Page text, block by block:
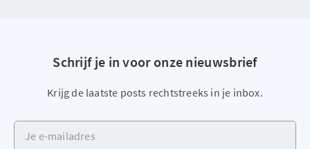
Schrijf je in voor onze nieuwsbrief
Krijg de laatste posts rechtstreeks in je inbox.
Je e-mailadres